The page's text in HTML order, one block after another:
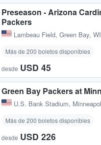
Preseason - Arizona
Packers
Lambeau Field, Green Bay,
Más de 200 boletos disponibles
desde USD 45
Green Bay Packers at
U.S. Bank Stadium,
Más de 200 boletos disponibles
desde USD 226